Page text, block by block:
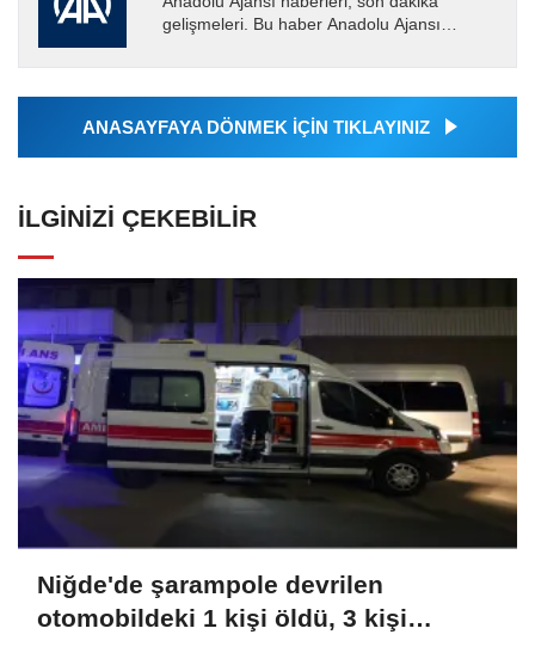
gelişmeleri. Bu haber Anadolu Ajansı
tarafından geçilen tüm...
ANASAYFAYA DÖNMEK İÇİN TIKLAYINIZ
İLGINIZI ÇEKEBILIR
Niğde'de şarampole devrilen
otomobildeki 1 kişi öldü, 3 kişi